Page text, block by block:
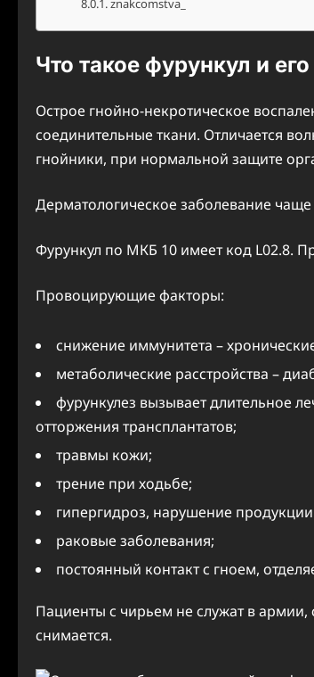
znakcomstva_
Что такое фурункул и
Острое гнойно-некротическое
соединительные ткани. Отличается
гнойники, при нормальной защите
Дерматологическое заболевание
Фурункул по МКБ 10 имеет код L02.8.
Провоцирующие факторы:
снижение иммунитета –
метаболические расстройства –
фурункулез вызывает длительное
отторжения трансплантатов;
травмы кожи;
трение при ходьбе;
гипергидроз, нарушение
раковые заболевания;
постоянный контакт с гноем,
Пациенты с чирьем не служат в
снимается.